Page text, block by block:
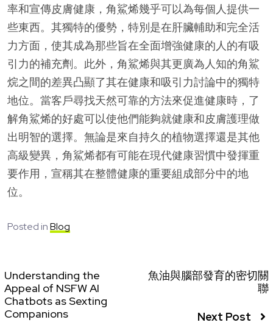
率和宣傳皮膚健康，角鯊烯幾乎可以為每個人提供一
些東西。其獨特的優勢，特別是在肝臟輔助和完全活
力方面，使其成為那些旨在全面增強健康的人的有吸
引力的補充劑。此外，角鯊烯與其更廣為人知的角鯊
烷之間的差異凸顯了其在健康和吸引力討論中的獨特
地位。當客戶尋找天然可靠的方法來促進健康時，了
解角鯊烯的好處可以使他們能夠就健康和皮膚護理做
出明智的選擇。無論是來自持久的植物選擇還是其他
高級變異，角鯊烯都有可能在現代健康習慣中發揮重
要作用，宣稱其在整體健康的重要組成部分中的地
位。
Posted inBlog
Understanding the
Appeal of NSFW AI
Chatbots as Sexting
Companions
魚油與腦部發育的密切關
聯
Next Post